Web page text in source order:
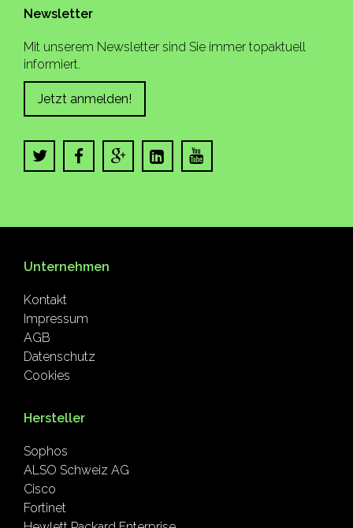
Newsletter
Mit unserem Newsletter sind Sie immer topaktuell
informiert.
Jetzt anmelden!
Unternehmen
Kontakt
Impressum
AGB
Datenschutz
Cookies
Hersteller
Sophos
ALSO Schweiz AG
Cisco
Fortinet